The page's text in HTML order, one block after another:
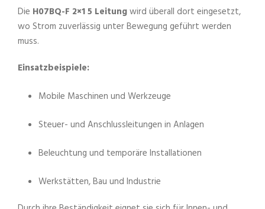
Die H07BQ-F 2×1 5 Leitungwird überall dort eingesetzt,
wo Strom zuverlässig unter Bewegung geführt werden
muss.
Einsatzbeispiele:
Mobile Maschinen und Werkzeuge
Steuer- und Anschlussleitungen in Anlagen
Beleuchtung und temporäre Installationen
Werkstätten, Bau und Industrie